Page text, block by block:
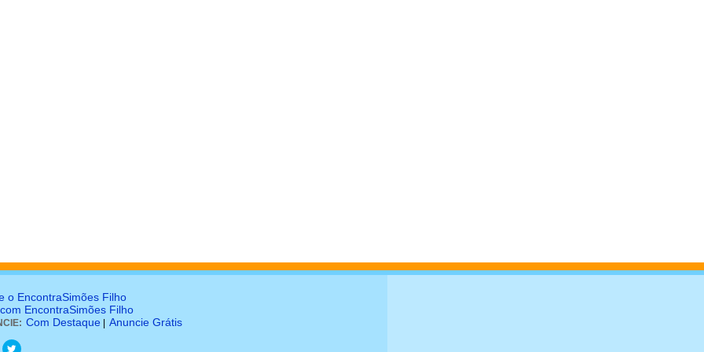
o EncontraSimões Filho
EncontraSimões Filho
Com Destaque Anuncie Grátis